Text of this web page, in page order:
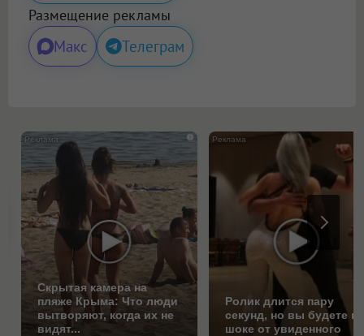
Размещение рекламы
Макс Телеграм
i
Скрытая камера на
пляже Крыма: Что люди
вытворяют, когда их не
видят...
Ролик длится пару
секунд, но вы будете в
шоке от увиденного